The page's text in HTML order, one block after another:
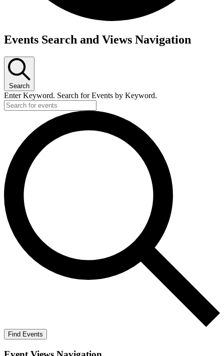
Events Search and Views Navigation
Search
Enter Keyword. Search for Events by Keyword.
Find Events